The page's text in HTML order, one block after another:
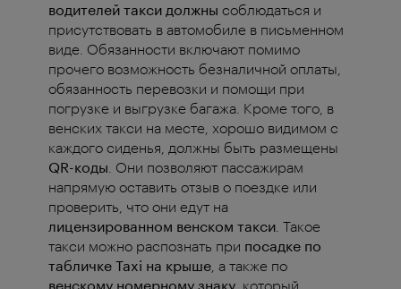
водителей такси должны соблюдаться и
присутствовать в автомобиле в письменном
виде. Обязанности включают помимо
прочего возможность безналичной оплаты,
обязанность перевозки и помощи при
погрузке и выгрузке багажа. Кроме того, в
венских такси на месте, хорошо видимом с
каждого сиденья, должны быть размещены
QR-коды . Они позволяют пассажирам
напрямую оставить отзыв о поездке или
проверить, что они едут на
лицензированном венском такси . Такое
такси можно распознать при посадке по
табличке Taxi на крыше , а также по
венскому номерному знаку, который